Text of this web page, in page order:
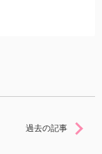
過去の記事